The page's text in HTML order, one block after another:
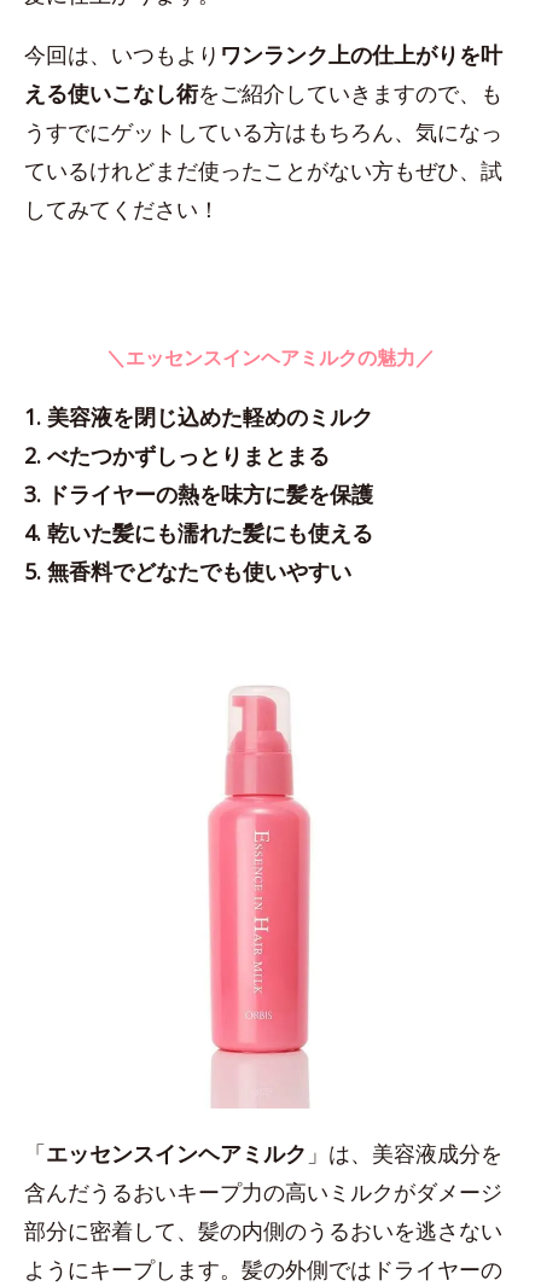
今回は、いつもより ワンランク上の仕上がりを叶
える使いこなし術をご紹介していきますので、も
うすでにゲットしている方はもちろん、気になっ
ているけれどまだ使ったことがない方もぜひ、試
してみてください！
＼エッセンスインヘアミルクの魅力／
1. 美容液を閉じ込めた軽めのミルク
2. べたつかずしっとりまとまる
3. ドライヤーの熱を味方に髪を保護
4. 乾いた髪にも濡れた髪にも使える
5. 無香料でどなたでも使いやすい
「エッセンスインヘアミルク 」は、美容液成分を
含んだうるおいキープ力の高いミルクがダメージ
部分に密着して、髪の内側のうるおいを逃さない
ようにキープします。髪の外側ではドライヤーの